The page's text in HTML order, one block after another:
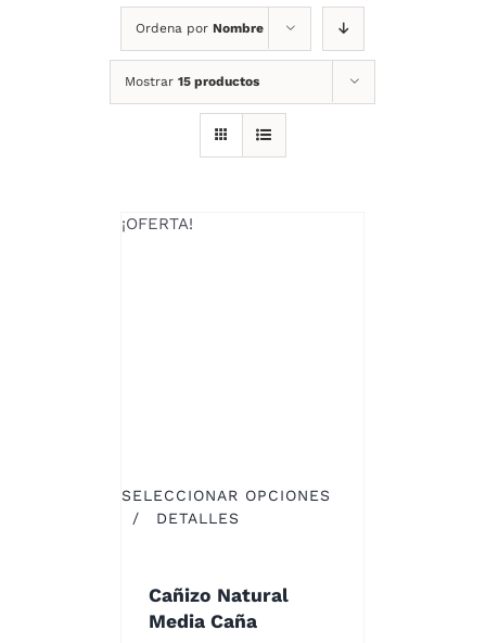
Ordena porNombre
Mostrar15 productos
¡OFERTA!
SELECCIONAR OPCIONES
ESTE
MÚLTIPLES
VARIANTES.
LAS
/ DETALLES
Cañizo Natural
Media Caña